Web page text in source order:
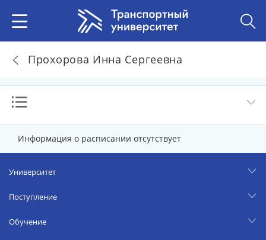
Прохорова Инна Сергеевна
Информация о расписании отсутствует
Университет
Поступление
Обучение